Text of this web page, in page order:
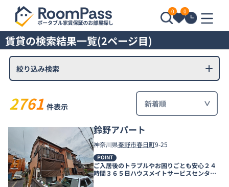
0 0
賃貸の検索結果一覧(2ページ目)
絞り込み検索
2761 件表示
鈴野アパート
神奈川県秦野市春日町9-25
POINT
ご入居後のトラブルやお困りごとも安心２４
時間３６５日ハウスメイトサービスセンター
電話受付対応。